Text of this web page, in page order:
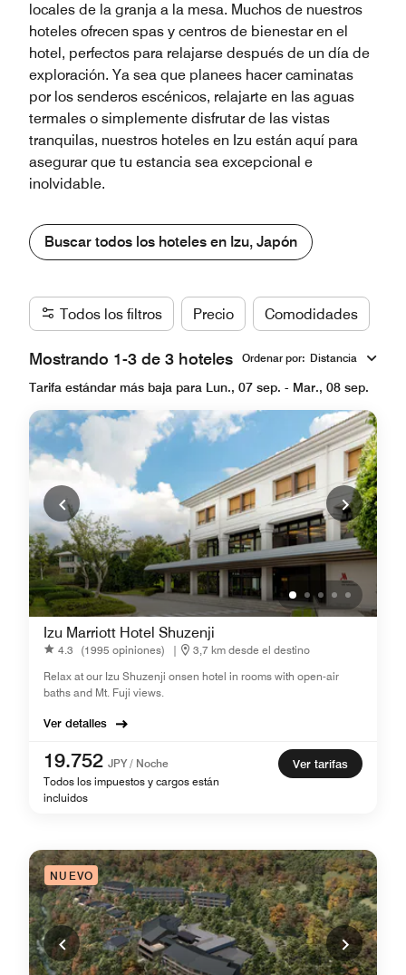
locales de la granja a la mesa. Muchos de nuestros
hoteles ofrecen spas y centros de bienestar en el
hotel, perfectos para relajarse después de un día de
exploración. Ya sea que planees hacer caminatas
por los senderos escénicos, relajarte en las aguas
termales o simplemente disfrutar de las vistas
tranquilas, nuestros hoteles en Izu están aquí para
asegurar que tu estancia sea excepcional e
inolvidable.
Buscar todos los hoteles en Izu, Japón
Todos los filtros Precio Comodidades
Mostrando 1-3 de 3 hoteles Ordenar por: Distancia
Tarifa estándar más baja para Lun., 07 sep. - Mar., 08 sep.
Izu Marriott Hotel Shuzenji
4.3 (1995 opiniones) |
3,7 km desde el destino
Relax at our Izu Shuzenji onsen hotel in rooms with open-air
baths and Mt. Fuji views.
Ver detalles
19.752 JPY / Noche
Todos los impuestos y cargos están
incluidos
Ver tarifas
NUEVO